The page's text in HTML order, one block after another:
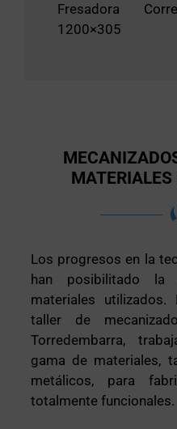
Fresadora
1200×305
MATERIALES
Los progresos en la
han posibilitado la
materiales
taller de
Torredembarra,
gama de materiales,
metálicos, para
totalmente funcionales.